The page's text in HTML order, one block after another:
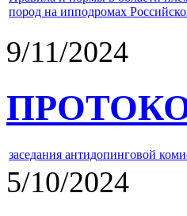
пород на ипподромах
9/11/2024
заседания антидопинговой
5/10/2024